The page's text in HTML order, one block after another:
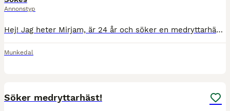
Annonstyp
Hej! Jag heter Mirjam, är 24 år och söker en medryttarhäst i Munkedal/Uddevalla, har dock egen bil så är flexibel Jag har ridit till och från hela livet och har tidigare haft egen häst, så jag vet vi
Munkedal
Söker medryttarhäst!